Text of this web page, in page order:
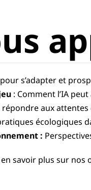
s’adapter et
: Comment l’IA
aux attentes
écologiques
:
savoir plus sur